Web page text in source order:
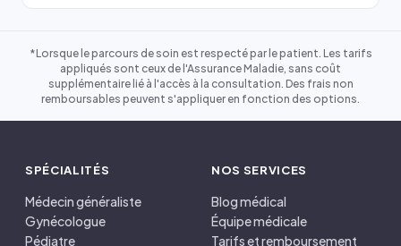
*Lorsque le parcours de soin est respecté par le patient. Les tarifs
appliqués sont ceux de l'Assurance Maladie, sans coût
supplémentaire lié à l'accès à la consultation. Des frais non
remboursables peuvent s'appliquer en fonction des options.
SPÉCIALITÉS
Médecin généraliste
Gynécologue
Pédiatre
NOS SERVICES
Blog médical
Équipe médicale
Tarifs et remboursement